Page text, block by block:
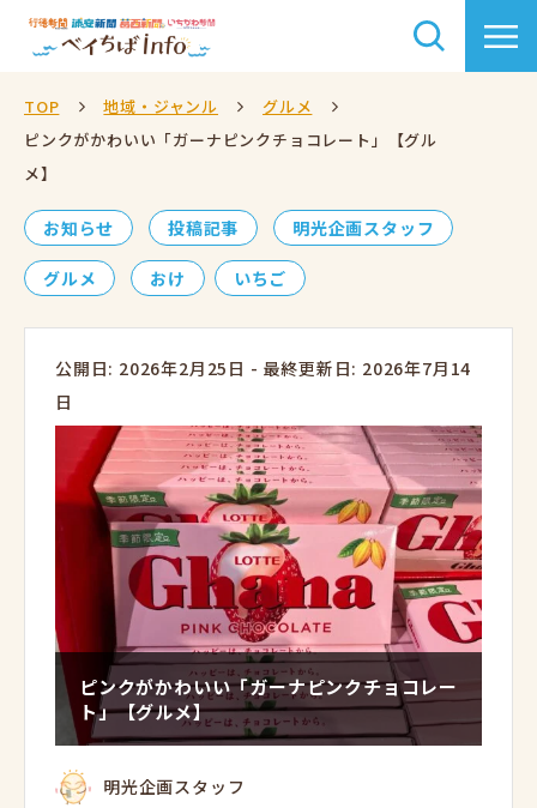
TOP 地域・ジャンル
グルメ
ピンクがかわいい「ガーナピンクチョコレート」【グル
メ】
お知らせ 投稿記事 明光企画スタッフ
グルメ おけ いちご
公開日: 2026年2月25日 - 最終更新日: 2026年7月14
日
ピンクがかわいい「ガーナピンクチョコレー
ト」【グルメ】
明光企画スタッフ